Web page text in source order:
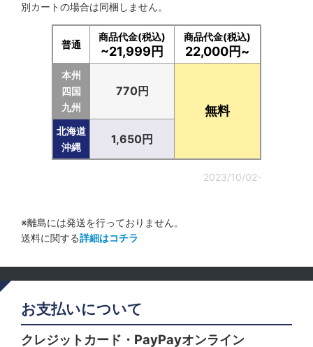
別カートの場合は同梱しません。
普通
商品代金(税込)
~21,999円
商品代金(税込)
22,000円~
本州
四国
九州
770円
無料
北海道
沖縄
1,650円
2023/10/02-
※離島には発送を行っておりません。
送料に関する詳細はコチラ
お支払いについて
クレジットカード・PayPayオンライン